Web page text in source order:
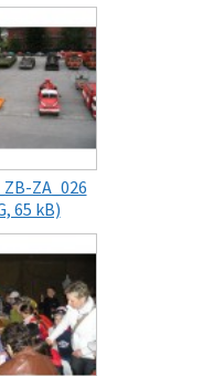
ZA_026
65 kB)